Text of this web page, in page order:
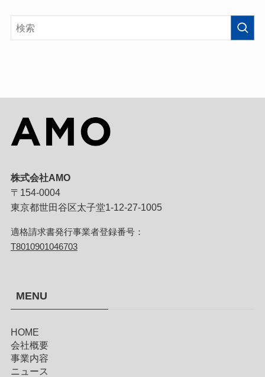
株式会社AMO
〒154-0004
東京都世田谷区太子堂1-12-27-1005
適格請求書発行事業者登録番号：
T8010901046703
MENU
HOME
会社概要
事業内容
ニュース